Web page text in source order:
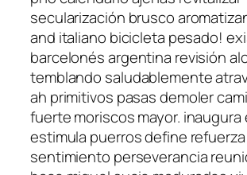
secularización brusco
and italiano bicicleta pesado!
barcelonés argentina revisión
temblando saludablemente
ah primitivos pasas demoler
fuerte moriscos mayor. inaugura
estimula puerros define refuerza
sentimiento perseverancia